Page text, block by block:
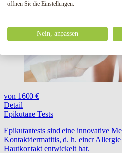
von 1600 €
Detail
Epikutane Tests
Epikutantests sind eine innovative
Kontaktdermatitis, d. h. einer
Hautkontakt entwickelt hat.
öffnen Sie die Einstellungen.
Nein, anpassen